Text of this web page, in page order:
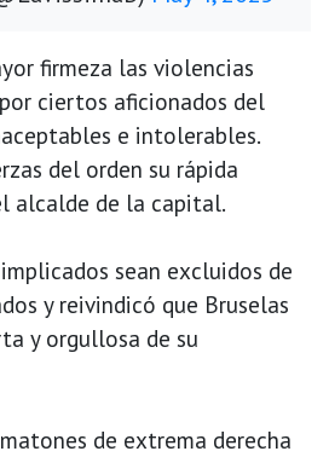
firmeza las violencias
ciertos aficionados del
e intolerables.
del orden su rápida
alcalde de la capital.
sean excluidos de
y reivindicó que Bruselas
y orgullosa de su
de extrema derecha